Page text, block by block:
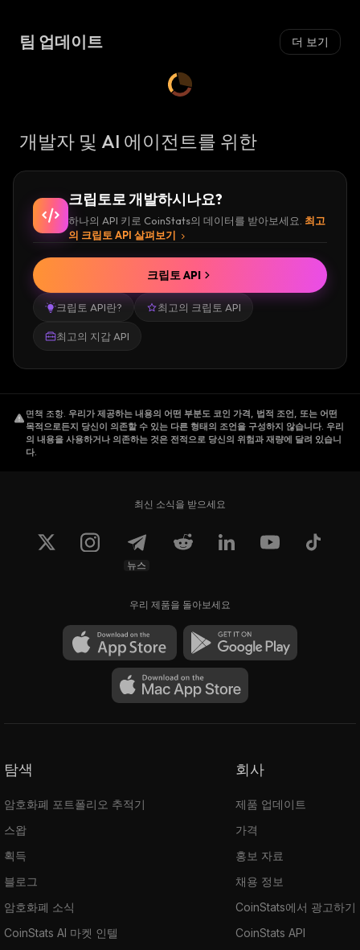
팀 업데이트 더 보기
개발자 및 AI 에이전트를 위한
크립토로 개발하시나요?
하나의 API 키로 CoinStats의 데이터를 받아보세요. 최고
의 크립토 API 살펴보기
크립토 API란? 최고의 크립토 API
최고의 지갑 API
크립토 API
면책 조항. 우리가 제공하는 내용의 어떤 부분도 코인 가격, 법적 조언, 또는 어떤
목적으로든지 당신이 의존할 수 있는 다른 형태의 조언을 구성하지 않습니다. 우리
의 내용을 사용하거나 의존하는 것은 전적으로 당신의 위험과 재량에 달려 있습니
다.
최신 소식을 받으세요
뉴스
우리 제품을 돌아보세요
탐색
암호화폐 포트폴리오 추적기
스왑
획득
블로그
암호화폐 소식
CoinStats AI 마켓 인텔
회사
제품 업데이트
가격
홍보 자료
채용 정보
CoinStats에서 광고하기
CoinStats API